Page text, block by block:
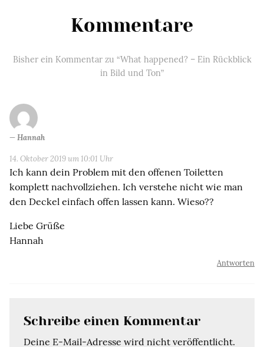
Kommentare
Bisher ein Kommentar zu “What happened? – Ein Rückblick
in Bild und Ton”
Hannah
14. Oktober 2019 um 10:01 Uhr
Ich kann dein Problem mit den offenen Toiletten
komplett nachvollziehen. Ich verstehe nicht wie man
den Deckel einfach offen lassen kann. Wieso??
Liebe Grüße
Hannah
Antworten
Schreibe einen Kommentar
Deine E-Mail-Adresse wird nicht veröffentlicht.